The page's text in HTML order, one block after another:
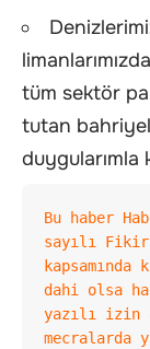
tüm sektör
tutan
duygularımla
Bu haber
sayılı Fikir
dahi olsa
yazılı izin
mecralarda